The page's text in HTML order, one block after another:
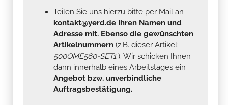
Teilen Sie uns hierzu bitte per Mail an
kontakt@yerd.de Ihren Namen und
Adresse mit. Ebenso die gewünschten
Artikelnummern (z.B. dieser Artikel:
500OME560-SET1). Wir schicken Ihnen
dann innerhalb eines Arbeitstages ein
Angebot bzw. unverbindliche
Auftragsbestätigung.